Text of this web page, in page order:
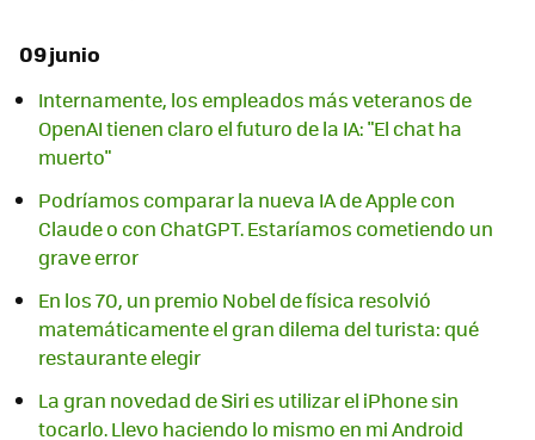
09 junio
Internamente, los empleados más veteranos de
OpenAI tienen claro el futuro de la IA: "El chat ha
muerto"
Podríamos comparar la nueva IA de Apple con
Claude o con ChatGPT. Estaríamos cometiendo un
grave error
En los 70, un premio Nobel de física resolvió
matemáticamente el gran dilema del turista: qué
restaurante elegir
La gran novedad de Siri es utilizar el iPhone sin
tocarlo. Llevo haciendo lo mismo en mi Android